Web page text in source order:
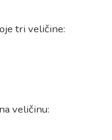
tri veličine:
veličinu: